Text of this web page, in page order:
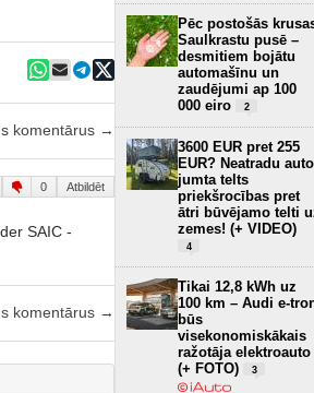
komentārus →
0 Atbildēt
SAIC -
komentārus →
Pēc postošās
Saulkrastu pusē –
desmitiem bojātu
automašīnu un
zaudējumi ap 100
000 eiro
2
3600 EUR pret 255
EUR? Neatradu auto
jumta telts
priekšrocības pret
ātri būvējamo telti
zemes! (+ VIDEO)
4
Tikai 12,8 kWh uz
100 km – Audi e-
būs
visekonomiskākais
ražotāja elektroauto
(+ FOTO)
3